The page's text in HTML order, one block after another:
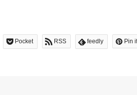
Pocket RSS feedly Pin it